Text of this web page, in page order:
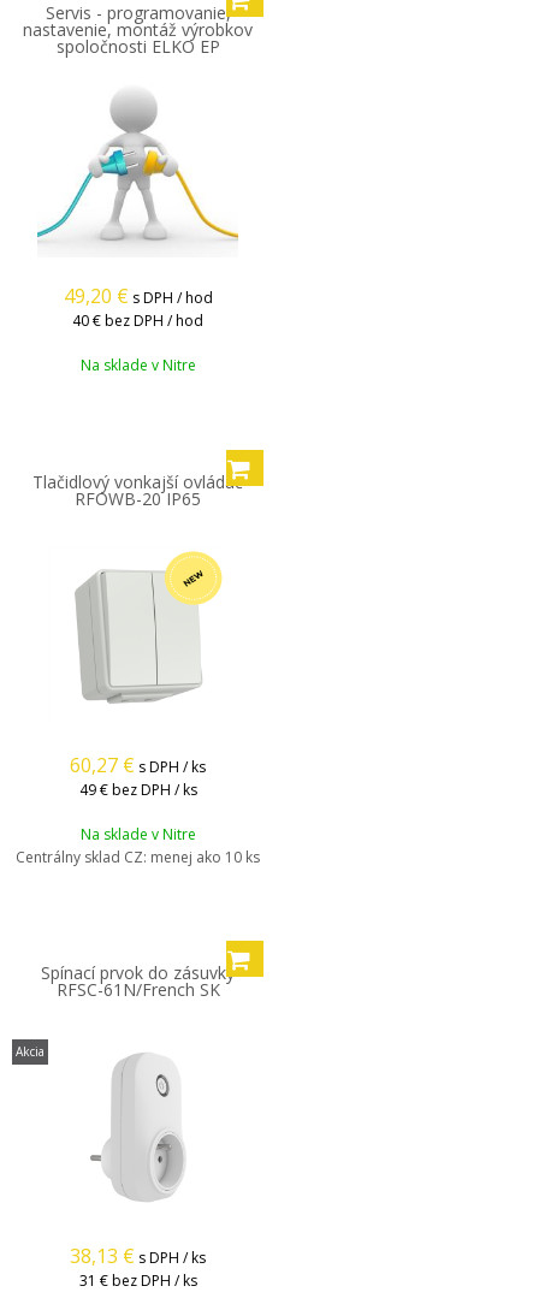
Servis - programovanie,
nastavenie, montáž výrobkov
spoločnosti ELKO EP
49,20 € s DPH / hod
40 €bez DPH / hod
Na sklade v Nitre
Tlačidlový vonkajší ovládač
RFOWB-20 IP65
60,27 € s DPH / ks
49 € bez DPH / ks
Na sklade v Nitre
Centrálny sklad CZ: menej ako 10 ks
Spínací prvok do zásuvky
RFSC-61N/French SK
Akcia
38,13 € s DPH / ks
31 € bez DPH / ks